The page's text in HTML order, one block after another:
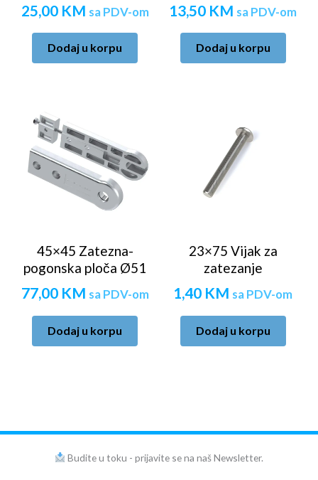
25,00 KM sa PDV-om
Dodaj u korpu
13,50 KM sa PDV-om
Dodaj u korpu
45×45 Zatezna-
pogonska ploča Ø51
77,00 KM sa PDV-om
Dodaj u korpu
23×75 Vijak za
zatezanje
1,40 KM sa PDV-om
Dodaj u korpu
Budite u toku - prijavite se na naš Newsletter.